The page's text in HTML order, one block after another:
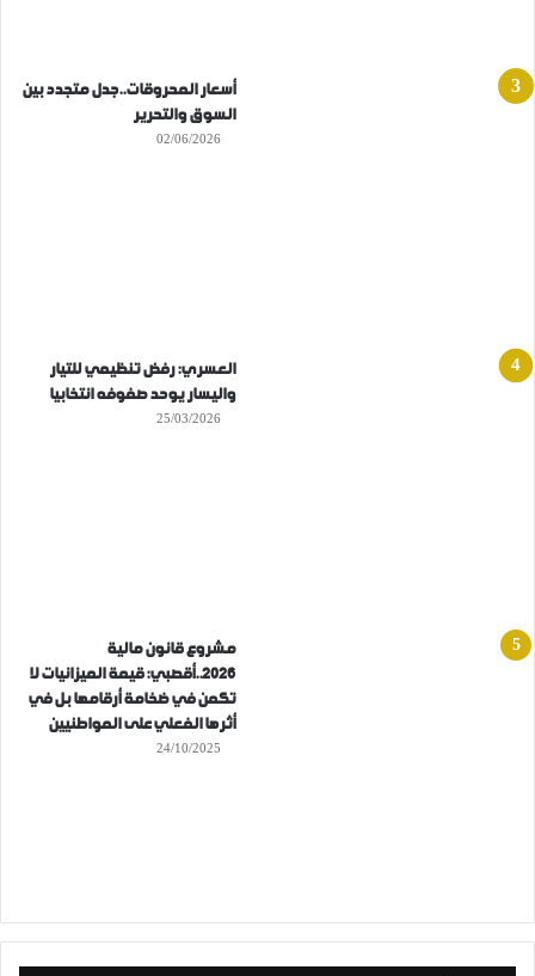
أسعار المحروقات..جدل متجدد بين
السوق والتحرير
02/06/2026
العسري: رفض تنظيمي للتيار
واليسار يوحد صفوفه انتخابيا
25/03/2026
مشروع قانون مالية
2026..أقصبي: قيمة الميزانيات لا
تكمن في ضخامة أرقامها بل في
أثرها الفعلي على المواطنيين
24/10/2025